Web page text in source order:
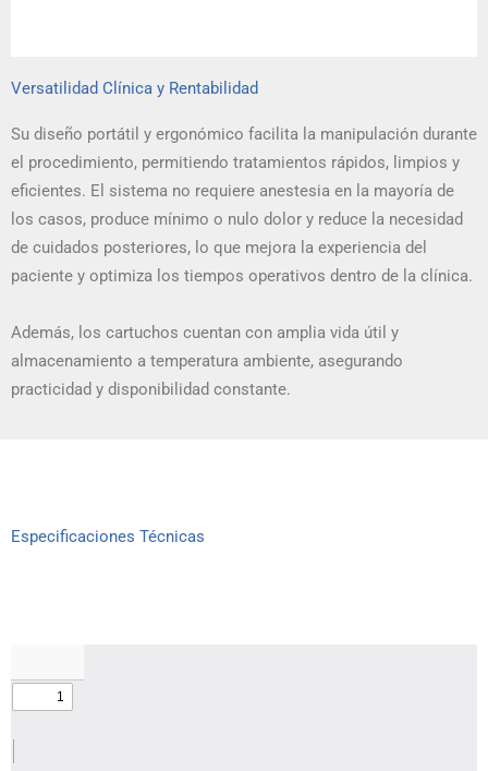
Versatilidad Clínica y Rentabilidad
Su diseño portátil y ergonómico facilita la manipulación durante
el procedimiento, permitiendo tratamientos rápidos, limpios y
eficientes. El sistema no requiere anestesia en la mayoría de
los casos, produce mínimo o nulo dolor y reduce la necesidad
de cuidados posteriores, lo que mejora la experiencia del
paciente y optimiza los tiempos operativos dentro de la clínica.
Además, los cartuchos cuentan con amplia vida útil y
almacenamiento a temperatura ambiente, asegurando
practicidad y disponibilidad constante.
Especificaciones Técnicas